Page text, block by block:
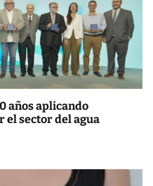
años aplicando
sector del agua